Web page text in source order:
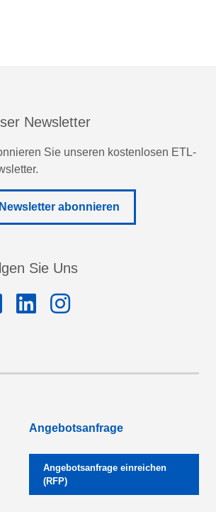
Newsletter
Sie unseren kostenlosen ETL-
Newsletter abonnieren
Sie Uns
Angebotsanfrage
Angebotsanfrage einreichen
(RFP)